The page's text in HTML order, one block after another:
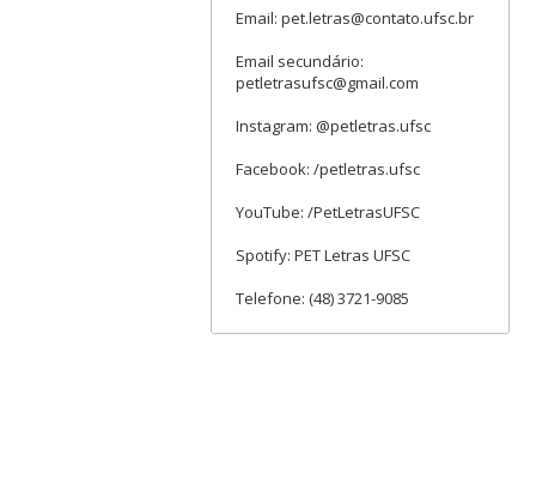
Email: pet.letras@contato.ufsc.br
Email secundário:
petletrasufsc@gmail.com
Instagram: @petletras.ufsc
Facebook: /petletras.ufsc
YouTube: /PetLetrasUFSC
Spotify: PET Letras UFSC
Telefone: (48) 3721-9085